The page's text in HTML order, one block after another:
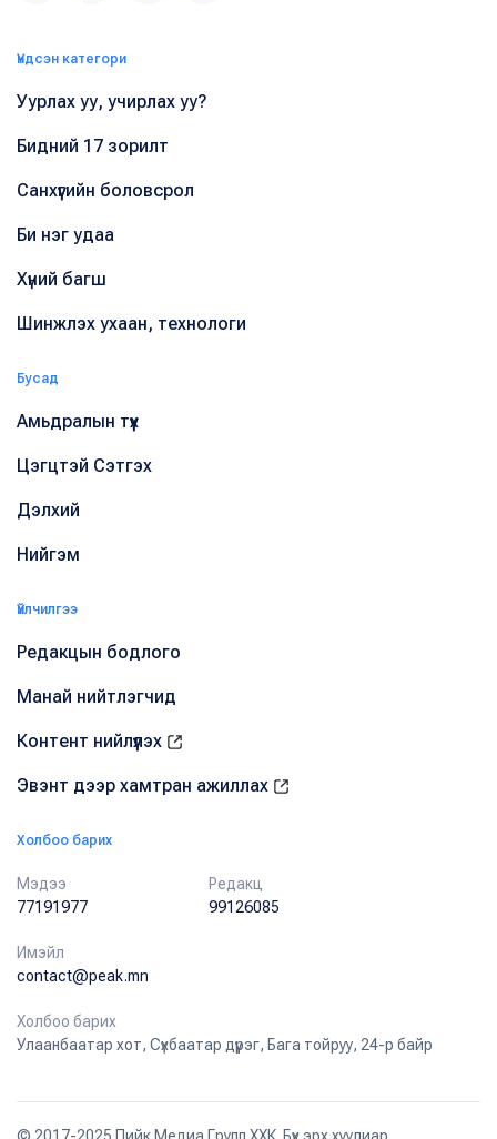
Үндсэн категори
Уурлах уу, учирлах уу?
Бидний 17 зорилт
Санхүүгийн боловсрол
Би нэг удаа
Хүний багш
Шинжлэх ухаан, технологи
Бусад
Амьдралын түүх
Цэгцтэй Сэтгэх
Дэлхий
Нийгэм
Үйлчилгээ
Редакцын бодлого
Манай нийтлэгчид
Контент нийлүүлэх
Эвэнт дээр хамтран ажиллах
Холбоо барих
Мэдээ
77191977
Редакц
99126085
Имэйл
contact@peak.mn
Холбоо барих
Улаанбаатар хот, Сүхбаатар дүүрэг, Бага тойруу, 24-р байр
© 2017-2025 Пийк Медиа Групп ХХК. Бүх эрх хуулиар